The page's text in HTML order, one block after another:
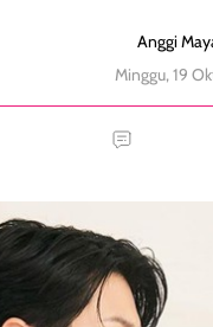
Anggi
Minggu, 19